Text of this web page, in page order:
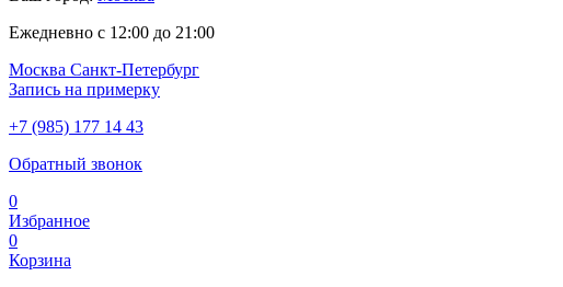
Ежедневно с 12:00 до 21:00
Москва Санкт-Петербург
Запись на примерку
+7 (985) 177 14 43
Обратный звонок
0
Избранное
0
Корзина